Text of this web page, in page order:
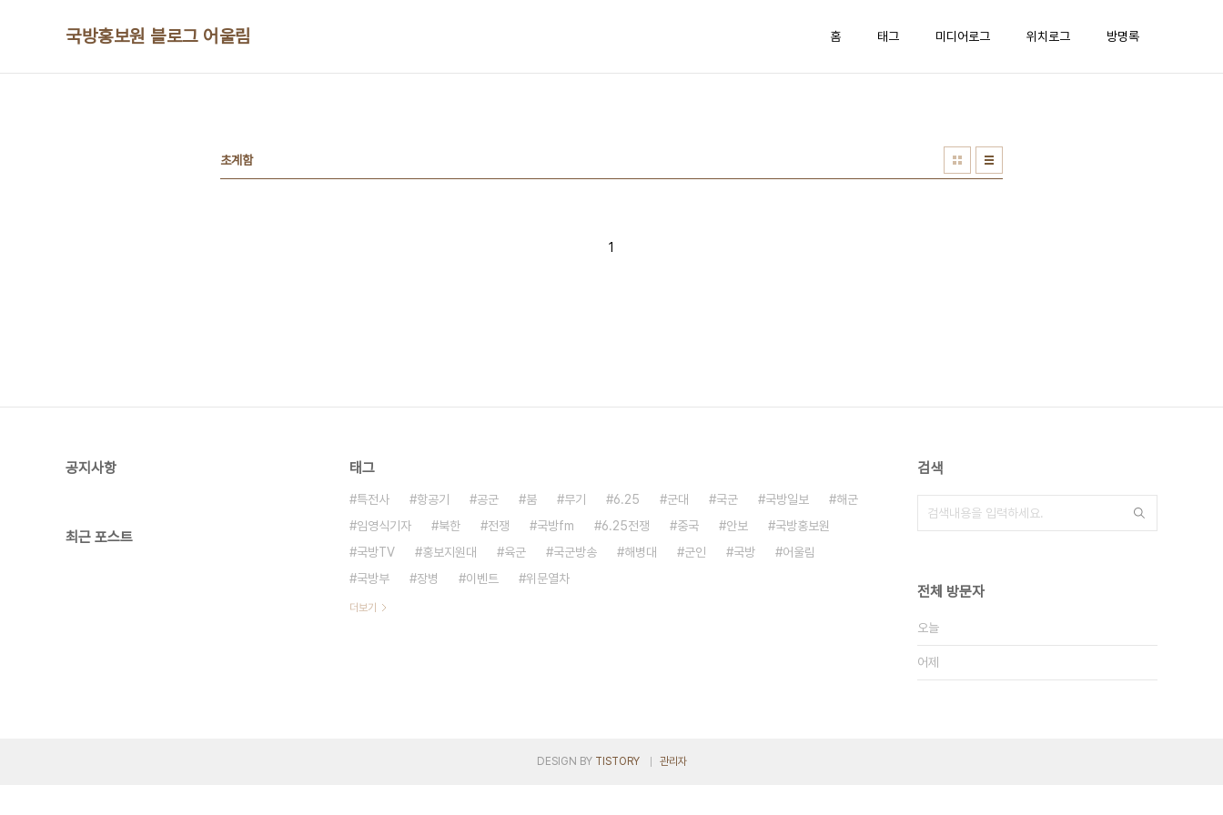
국방홍보원 블로그 어울림 홈 태그 미디어로그 위치로그 방명록
초계함
1
공지사항
최근 포스트
태그
특전사 항공기 공군 붐 무기 6.25 군대 국군 국방일보
해군
임영식기자
북한 전쟁 국방fm 6.25전쟁 중국 안보
국방홍보원
국방TV
홍보지원대 육군 국군방송 해병대 군인 국방
어울림
국방부
장병 이벤트 위문열차
더보기
검색
전체 방문자
오늘
어제
DESIGN BY TISTORY 관리자